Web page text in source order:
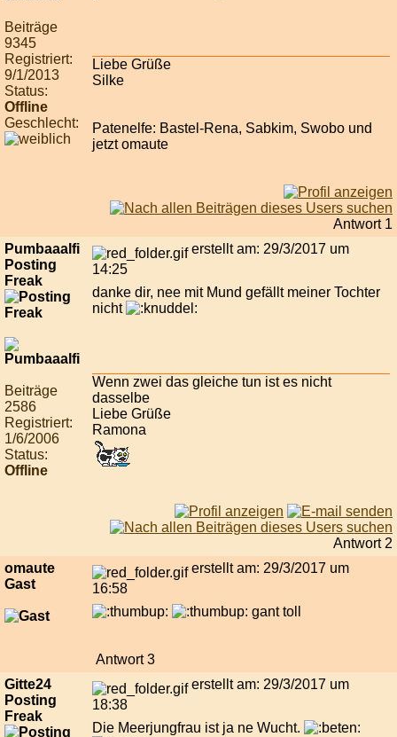
Beiträge
9345
Registriert:
9/1/2013
Status:
Offline
Geschlecht:
Liebe Grüße
Silke
Patenelfe: Bastel-Rena, Sabkim, Swobo und
jetzt omaute
Antwort 1
Pumbaaalfi
Posting
Freak
Beiträge
2586
Registriert:
1/6/2006
Status:
Offline
erstellt am: 29/3/2017 um
14:25
danke dir, nee mit Mund gefällt meiner Tochter
nicht
Wenn zwei das gleiche tun ist es nicht
dasselbe
Liebe Grüße
Ramona
Antwort 2
omaute
Gast
erstellt am: 29/3/2017 um
16:58
gant toll
Antwort 3
Gitte24
Posting
Freak
erstellt am: 29/3/2017 um
18:38
Die Meerjungfrau ist ja ne Wucht.